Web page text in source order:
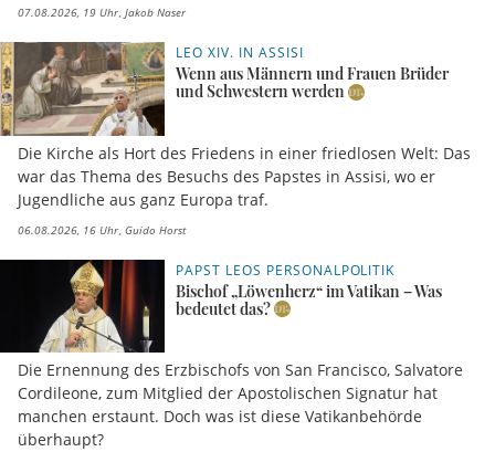
07.08.2026, 19 Uhr Jakob Naser
LEO XIV. IN ASSISI
Wenn aus Männern und Frauen Brüder
und Schwestern werden
Die Kirche als Hort des Friedens in einer friedlosen Welt: Das
war das Thema des Besuchs des Papstes in Assisi, wo er
Jugendliche aus ganz Europa traf.
06.08.2026, 16 Uhr Guido Horst
PAPST LEOS PERSONALPOLITIK
Bischof „Löwenherz“ im Vatikan – Was
bedeutet das?
Die Ernennung des Erzbischofs von San Francisco, Salvatore
Cordileone, zum Mitglied der Apostolischen Signatur hat
manchen erstaunt. Doch was ist diese Vatikanbehörde
überhaupt?